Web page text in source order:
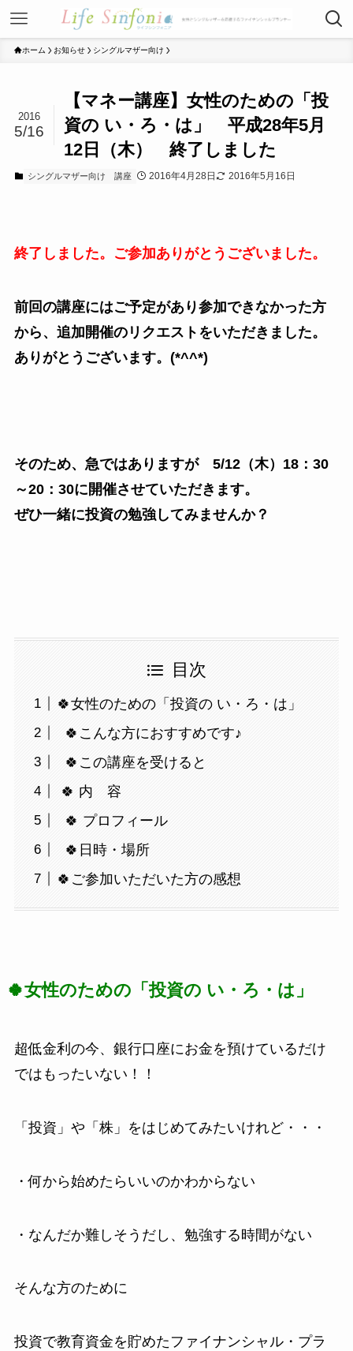
ホーム お知らせ シングルマザー向け
【マネー講座】女性のための「投
資の い・ろ・は」 平成28年5月
12日（木） 終了しました
2016
5/16
シングルマザー向け 講座 2016年4月28日 2016年5月16日
終了しました。ご参加ありがとうございました。
前回の講座にはご予定があり参加できなかった方
から、追加開催のリクエストをいただきました。
ありがとうございます。(*^^*)
そのため、急ではありますが 5/12（木）18：30
～20：30に開催させていただきます。
ぜひ一緒に投資の勉強してみませんか？
目次
🍀女性のための「投資の い・ろ・は」
🍀こんな方におすすめです♪
🍀この講座を受けると
🍀 内 容
🍀 プロフィール
🍀日時・場所
🍀ご参加いただいた方の感想
🍀女性のための「投資の い・ろ・は」
超低金利の今、銀行口座にお金を預けているだけ
ではもったいない！！
「投資」や「株」をはじめてみたいけれど・・・
・何から始めたらいいのかわからない
・なんだか難しそうだし、勉強する時間がない
そんな方のために
投資で教育資金を貯めたファイナンシャル・プラ